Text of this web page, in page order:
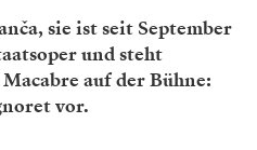
sie ist seit September
und steht
auf der Bühne:
vor.